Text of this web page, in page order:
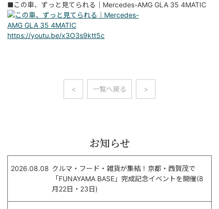
■この車、ずっと見てられる｜Mercedes-AMG GLA 35 4MATIC
https://youtu.be/x3O3s9ktt5c
< 一覧へ戻る >
お知らせ
2026.08.08 クルマ・フード・雑貨が集結！京都・西賀茂で
「FUNAYAMA BASE」完成記念イベントを開催(8
月22日・23日)